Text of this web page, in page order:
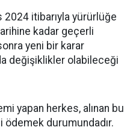
2024 itibarıyla yürürlüğe
kadar geçerli
yeni bir karar
değişiklikler olabileceği
yapan herkes, alınan bu
durumundadır.